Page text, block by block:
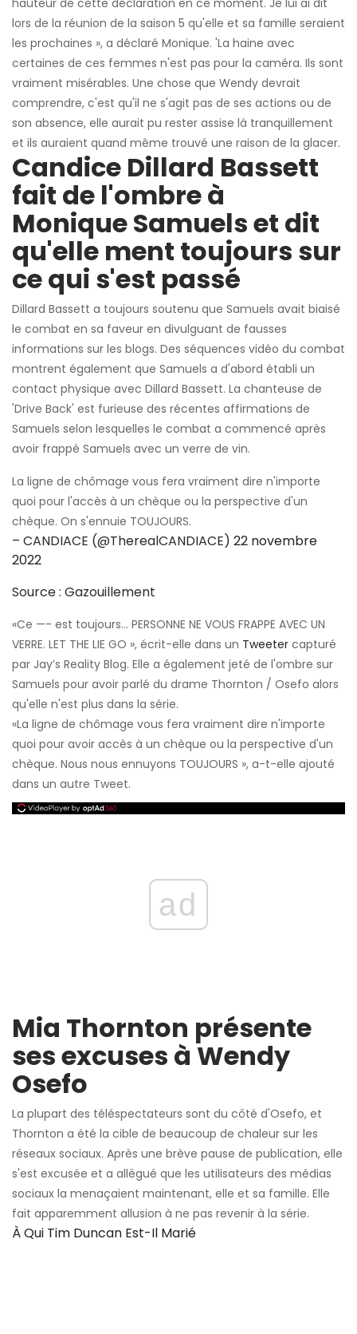
hauteur de cette déclaration en ce moment. Je lui ai dit
lors de la réunion de la saison 5 qu'elle et sa famille seraient
les prochaines », a déclaré Monique. 'La haine avec
certaines de ces femmes n'est pas pour la caméra. Ils sont
vraiment misérables. Une chose que Wendy devrait
comprendre, c'est qu'il ne s'agit pas de ses actions ou de
son absence, elle aurait pu rester assise là tranquillement
et ils auraient quand même trouvé une raison de la glacer.
Candice Dillard Bassett
fait de l'ombre à
Monique Samuels et dit
qu'elle ment toujours sur
ce qui s'est passé
Dillard Bassett a toujours soutenu que Samuels avait biaisé
le combat en sa faveur en divulguant de fausses
informations sur les blogs. Des séquences vidéo du combat
montrent également que Samuels a d'abord établi un
contact physique avec Dillard Bassett. La chanteuse de
'Drive Back' est furieuse des récentes affirmations de
Samuels selon lesquelles le combat a commencé après
avoir frappé Samuels avec un verre de vin.
La ligne de chômage vous fera vraiment dire n'importe
quoi pour l'accès à un chèque ou la perspective d'un
chèque. On s'ennuie TOUJOURS.
– CANDIACE (@TherealCANDIACE) 22 novembre
2022
Source : Gazouillement
«Ce —- est toujours… PERSONNE NE VOUS FRAPPE AVEC UN
VERRE. LET THE LIE GO », écrit-elle dans un Tweeter capturé
par Jay’s Reality Blog. Elle a également jeté de l'ombre sur
Samuels pour avoir parlé du drame Thornton / Osefo alors
qu'elle n'est plus dans la série.
«La ligne de chômage vous fera vraiment dire n'importe
quoi pour avoir accès à un chèque ou la perspective d'un
chèque. Nous nous ennuyons TOUJOURS », a-t-elle ajouté
dans un autre Tweet.
ad
Mia Thornton présente
ses excuses à Wendy
Osefo
La plupart des téléspectateurs sont du côté d'Osefo, et
Thornton a été la cible de beaucoup de chaleur sur les
réseaux sociaux. Après une brève pause de publication, elle
s'est excusée et a allégué que les utilisateurs des médias
sociaux la menaçaient maintenant, elle et sa famille. Elle
fait apparemment allusion à ne pas revenir à la série.
À Qui Tim Duncan Est-Il Marié